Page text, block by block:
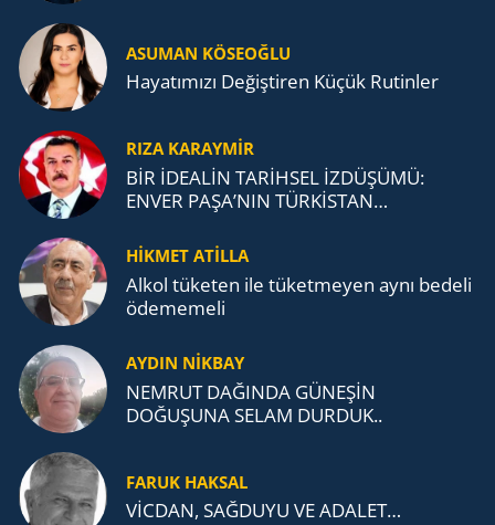
ASUMAN KÖSEOĞLU
Ha­ya­tı­mı­zı De­ğiş­ti­ren Küçük Ru­tin­ler
RIZA KARAYMIR
BİR İDEALİN TARİHSEL İZDÜŞÜMÜ:
ENVER PAŞA’NIN TÜRKİSTAN
TEŞKİLATI’NA UZANAN MİRASI
HİKMET ATİLLA
Alkol tü­ke­ten ile tü­ket­me­yen aynı be­de­li
öde­me­me­li
AYDIN NİKBAY
NEMRUT DAĞINDA GÜNEŞİN
DOĞUŞUNA SELAM DURDUK..
FARUK HAKSAL
VİCDAN, SAĞ­DU­YU VE ADA­LET…